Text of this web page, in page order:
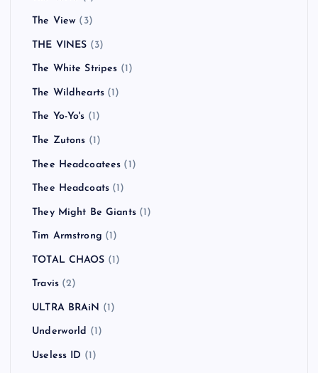
The View (3)
THE VINES (3)
The White Stripes (1)
The Wildhearts (1)
The Yo-Yo's (1)
The Zutons (1)
Thee Headcoatees (1)
Thee Headcoats (1)
They Might Be Giants(1)
Tim Armstrong (1)
TOTAL CHAOS (1)
Travis(2)
ULTRA BRAiN (1)
Underworld (1)
Useless ID (1)